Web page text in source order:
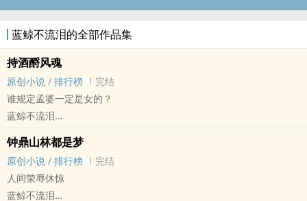
蓝鲸不流泪的全部作品集
持酒酹风魂
原创小说 / 排行榜
完结
谁规定孟婆一定是女的？
蓝鲸不流泪
现代 - 神怪志异 - 前世今生 - 年下
一盏孟婆汤，一世悲欢尽。
黄泉路上无老少，奈何桥头莫争辩。
钟鼎山林都是梦
原创小说 / 排行榜
完结
人间荣辱休惊
蓝鲸不流泪